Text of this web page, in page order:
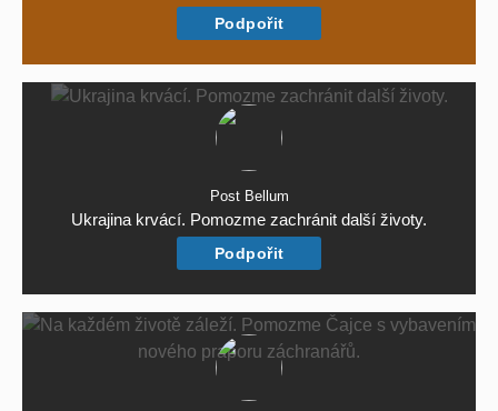
Podpořit
Post Bellum
Ukrajina krvácí. Pomozme zachránit další životy.
Podpořit